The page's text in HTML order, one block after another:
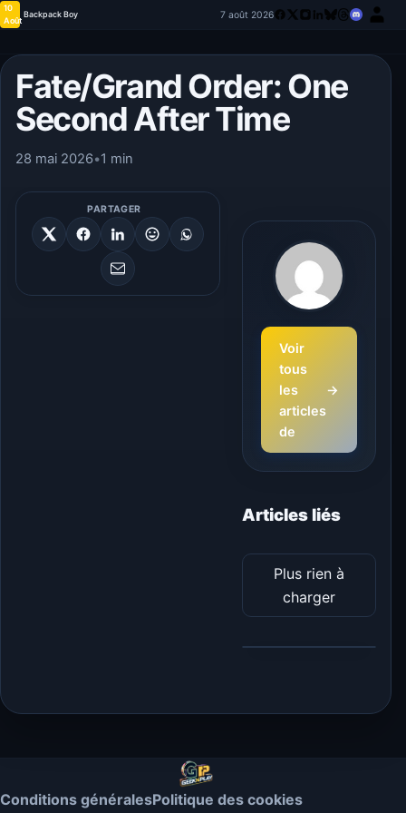
10
Août
Backpack Boy 7 août 2026
Fate/Grand Order: One
Second After Time
28 mai 2026•1 min
PARTAGER
Voir
tous
les
articles
de
→
Articles liés
Plus rien à
charger
Conditions généralesPolitique des cookies